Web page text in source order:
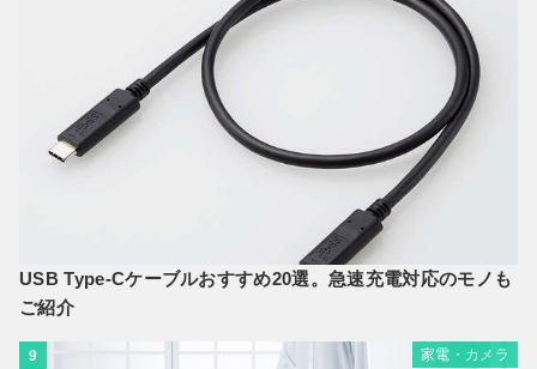
USB Type-Cケーブルおすすめ20選。急速充電対応のモノも
ご紹介
9 家電・カメラ